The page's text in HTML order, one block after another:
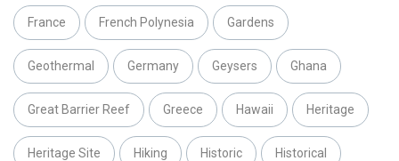
France French Polynesia Gardens
Geothermal Germany Geysers Ghana
Great Barrier Reef Greece Hawaii Heritage
Heritage Site Hiking Historic Historical